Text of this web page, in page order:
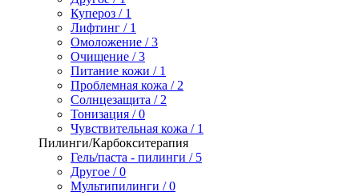
Купероз / 1
Лифтинг / 1
Омоложение / 3
Очищение / 3
Питание кожи / 1
Проблемная кожа / 2
Солнцезащита / 2
Тонизация / 0
Чувствительная кожа / 1
Пилинги/Карбокситерапия
Гель/паста - пилинги / 5
Другое / 0
Мультипилинги / 0